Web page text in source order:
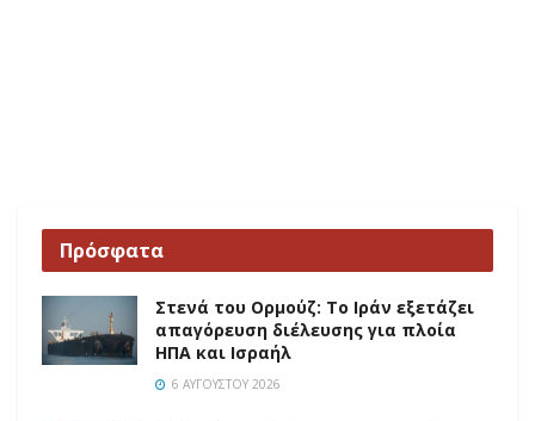
Πρόσφατα
Στενά του Ορμούζ: Το Ιράν εξετάζει
απαγόρευση διέλευσης για πλοία
ΗΠΑ και Ισραήλ
6 ΑΥΓΟΎΣΤΟΥ 2026